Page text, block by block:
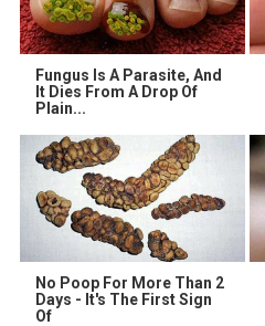
Fungus Is A Parasite, And
It Dies From A Drop Of
Plain...
No Poop For More Than 2
Days - It's The First Sign
Of